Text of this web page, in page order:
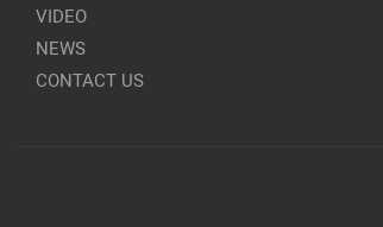
VIDEO
NEWS
CONTACT US